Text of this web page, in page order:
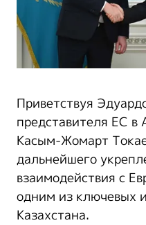
Приветствуя
представителя ЕС в
Касым-Жомарт
дальнейшего
взаимодействия с
одним из ключевых
Казахстана.